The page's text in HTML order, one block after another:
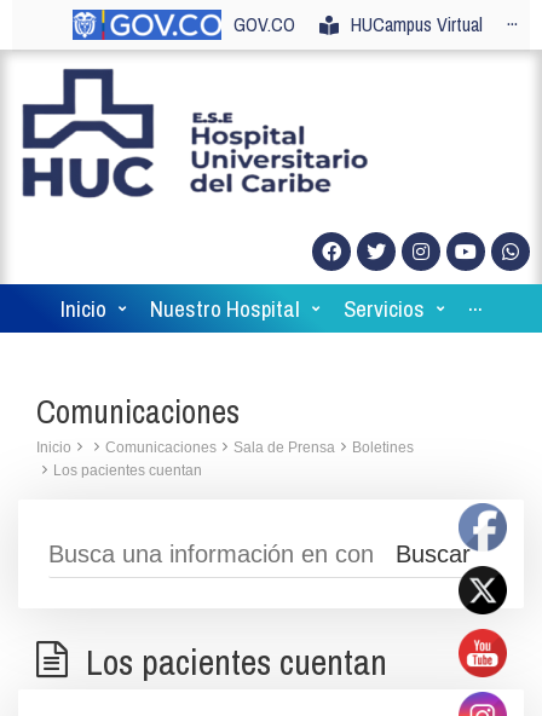
GOV.CO HUCampus Virtual ···
Inicio Nuestro Hospital Servicios ···
Comunicaciones
Inicio Comunicaciones Sala de Prensa
Boletines
Los pacientes cuentan
Los pacientes cuentan